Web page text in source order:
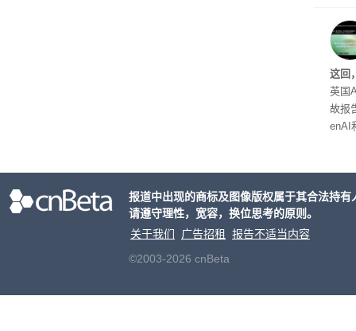
合
户对
算
老牌
这回
英国
故报
enAI
报道中出现的商标及图像版权属于其合法持
请遵守理性，宽容，换位思考的原则。
关于我们
广告招租
报告不适当内容
©2003-2026 cnBeta